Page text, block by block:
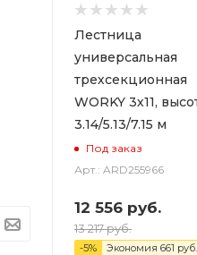
Лестница
универсальная
трехсекционная
WORKY 3х11,
3.14/5.13/7.15 м
Под заказ
Арт.: ARD255966
12 556 руб.
13 217руб.
-5% Экономия 661 руб.